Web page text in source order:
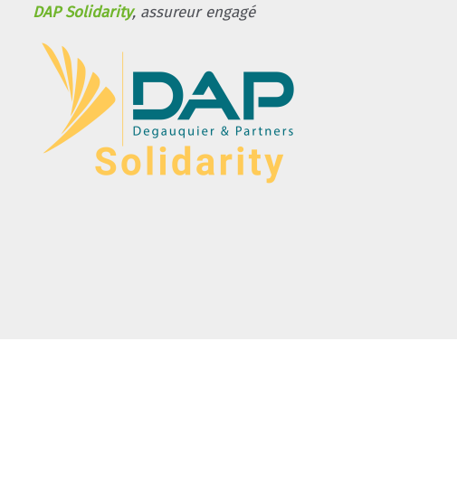
DAP Solidarity, assureur engagé